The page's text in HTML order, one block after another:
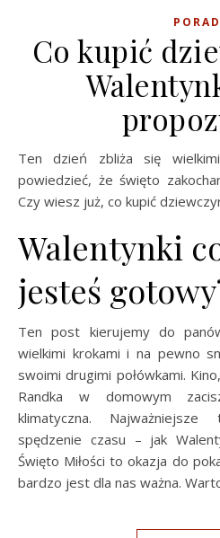
Co kupić
Ten dzień zbliża się wielkimi krokami. Śmiało można
powiedzieć, że święto
Czy wiesz już, co kupić
Walentynki
jesteś
Ten post kierujemy do
wielkimi krokami i na pewno
swoimi drugimi połówkami.
Randka w domowym
klimatyczna.
spędzenie czasu – jak
Święto Miłości to okazja do
bardzo jest dla nas ważna.